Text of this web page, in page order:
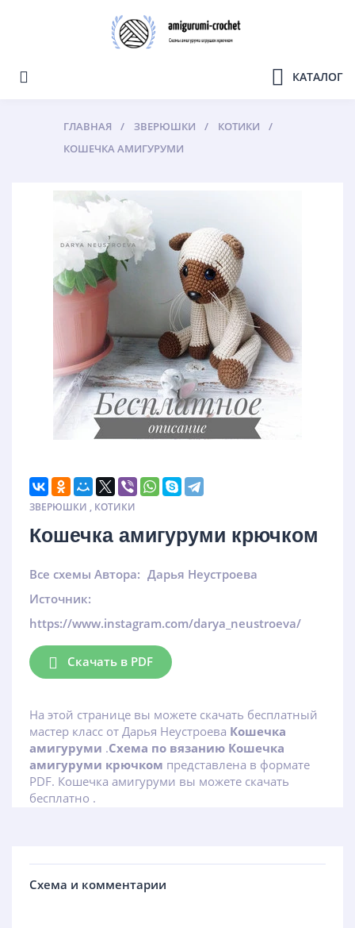
КАТАЛОГ
ГЛАВНАЯ ЗВЕРЮШКИ
КОТИКИ
КОШЕЧКА АМИГУРУМИ
ЗВЕРЮШКИ , КОТИКИ
Кошечка амигуруми крючком
Все схемы Автора: Дарья Неустроева
Источник:
https://www.instagram.com/darya_neustroeva/
Скачать в PDF
На этой странице вы можете скачать бесплатный
мастер класс от Дарья Неустроева Кошечка
амигуруми .Схема по вязанию Кошечка
амигуруми крючком представлена в формате
PDF. Кошечка амигуруми вы можете скачать
бесплатно .
Схема и комментарии